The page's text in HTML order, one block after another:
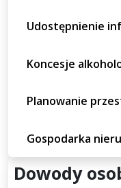
Udostępnienie
Koncesje
Planowanie
Gospodarka
Dowody